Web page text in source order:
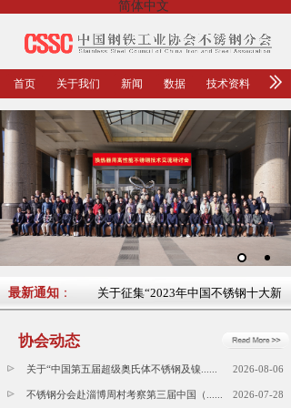
简体中文
首页 关于我们 新闻 数据 技术资料
最新通知 ：
”的通知 关于征集“2023年中国不锈钢十大新闻
协会动态
关于“中国第五届超级奥氏体不锈钢及镍...... 2026-08-06
不锈钢分会赴淄博周村考察第三届中国（...... 2026-07-28